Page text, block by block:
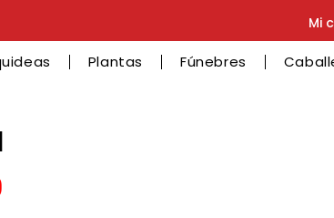
Mi
Plantas Fúnebres